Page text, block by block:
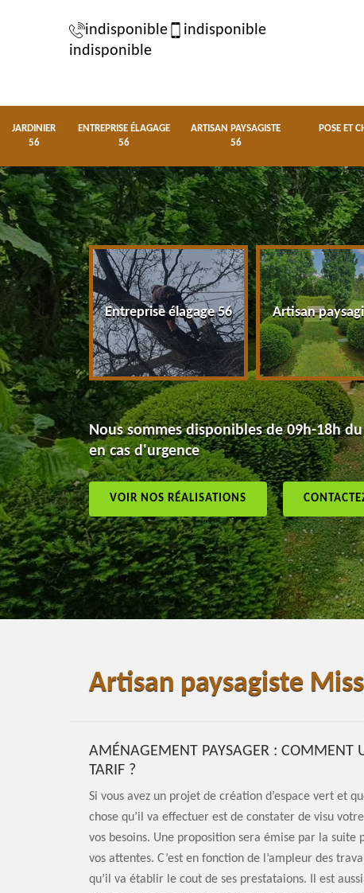
indisponible
indisponible
indisponible
JARDINIER
56
ENTREPRISE ÉLAGAGE
56
ARTISAN PAYSAGISTE
56
POSE ET
56 Entreprise élagage 56 Artisan
Nous sommes disponibles de 09h-18h
en cas d'urgence
VOIR NOS RÉALISATIONS
Artisan paysagiste
AMÉNAGEMENT PAYSAGER : COMMENT
TARIF ?
Si vous avez un projet de création d’espace vert et
chose qu’il va effectuer est de constater de visu
vos besoins. Une proposition sera émise par la
vos attentes. C’est en fonction de l’ampleur des
qu’il va établir le cout de ses prestataions. Il est